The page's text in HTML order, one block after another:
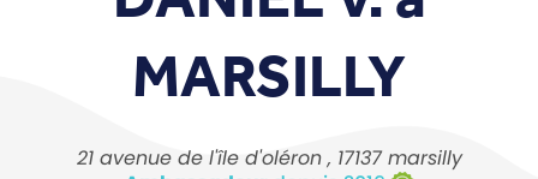
MARSILLY
21 avenue de l'île d'oléron , 17137 marsilly